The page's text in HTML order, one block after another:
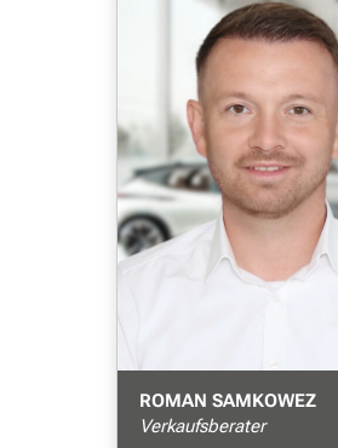
ROMAN SAMKOWEZ
Verkaufsberater